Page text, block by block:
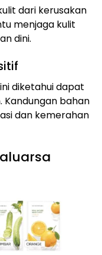
dari kerusakan
menjaga kulit
dini.
diketahui dapat
bahan
dan kemerahan